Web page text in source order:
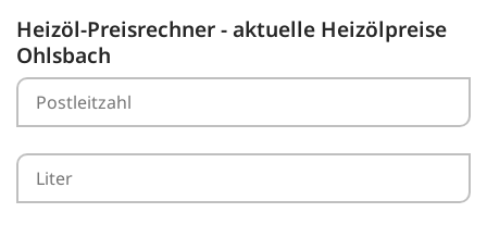
Heizöl-Preisrechner - aktuelle Heizölpreise
Ohlsbach